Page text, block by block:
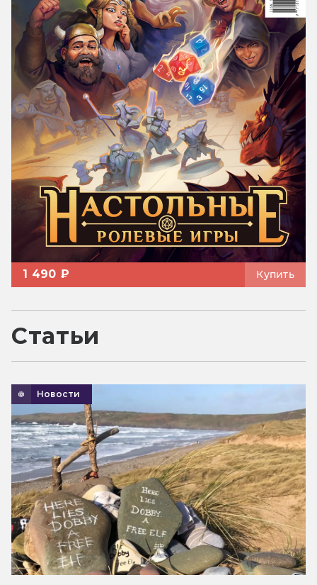
1 490 ₽ Купить
Статьи
Новости